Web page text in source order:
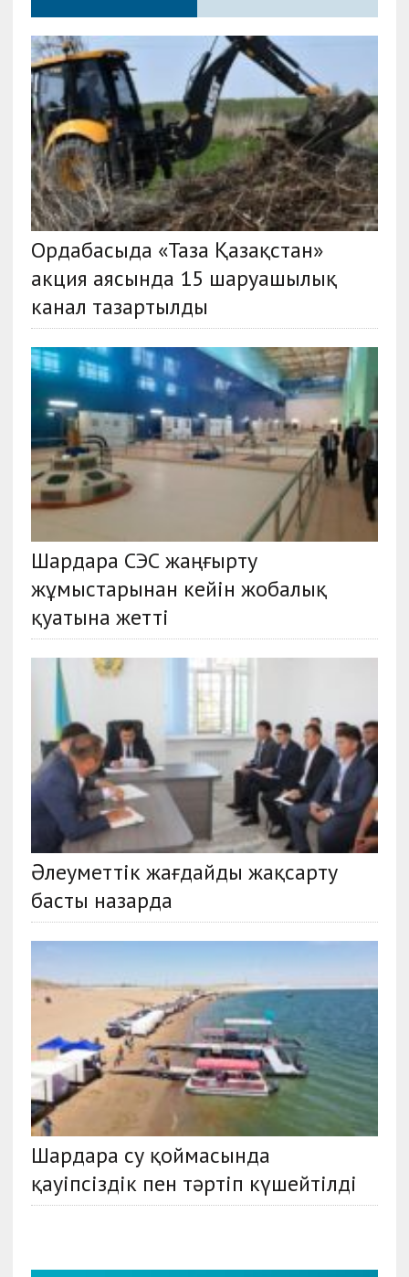
Ордабасыда «Таза Қазақстан»
акция аясында 15 шаруашылық
канал тазартылды
Шардара СЭС жаңғырту
жұмыстарынан кейін жобалық
қуатына жетті
Әлеуметтік жағдайды жақсарту
басты назарда
Шардара су қоймасында
қауіпсіздік пен тәртіп күшейтілді